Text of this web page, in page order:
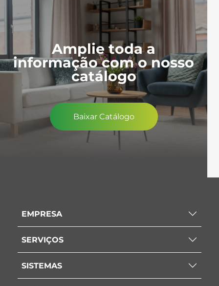
Amplie toda a
informação com o nosso
catálogo
Baixar Catálogo
EMPRESA
SERVIÇOS
SISTEMAS